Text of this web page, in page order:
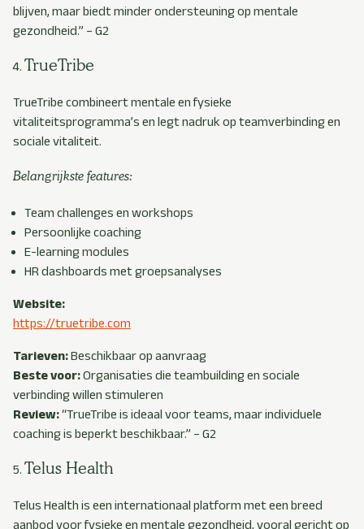
blijven, maar biedt minder ondersteuning op mentale
gezondheid.” – G2
TrueTribe
TrueTribe combineert mentale en fysieke
vitaliteitsprogramma’s en legt nadruk op teamverbinding en
sociale vitaliteit.
Belangrijkste features:
Team challenges en workshops
Persoonlijke coaching
E-learning modules
HR dashboards met groepsanalyses
Website:
https://truetribe.com
Tarieven:Beschikbaar op aanvraag
Beste voor:Organisaties die teambuilding en sociale
verbinding willen stimuleren
Review:“TrueTribe is ideaal voor teams, maar individuele
coaching is beperkt beschikbaar.” – G2
Telus Health
Telus Health is een internationaal platform met een breed
aanbod voor fysieke en mentale gezondheid, vooral gericht op